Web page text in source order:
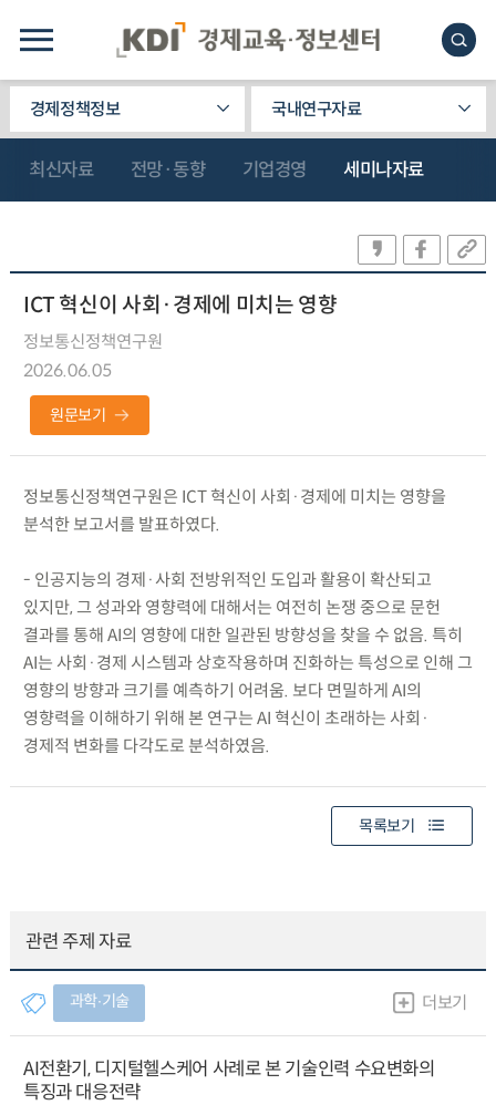
경제정책정보 국내연구자료
최신자료 전망·동향 기업경영 세미나자료
ICT 혁신이 사회·경제에 미치는 영향
정보통신정책연구원
2026.06.05
원문보기
정보통신정책연구원은 ICT 혁신이 사회·경제에 미치는 영향을
분석한 보고서를 발표하였다.
- 인공지능의 경제·사회 전방위적인 도입과 활용이 확산되고
있지만, 그 성과와 영향력에 대해서는 여전히 논쟁 중으로 문헌
결과를 통해 AI의 영향에 대한 일관된 방향성을 찾을 수 없음. 특히
AI는 사회·경제 시스템과 상호작용하며 진화하는 특성으로 인해 그
영향의 방향과 크기를 예측하기 어려움. 보다 면밀하게 AI의
영향력을 이해하기 위해 본 연구는 AI 혁신이 초래하는 사회·
경제적 변화를 다각도로 분석하였음.
목록보기
관련 주제 자료
과학∙기술 더보기
AI전환기, 디지털헬스케어 사례로 본 기술인력 수요변화의
특징과 대응전략